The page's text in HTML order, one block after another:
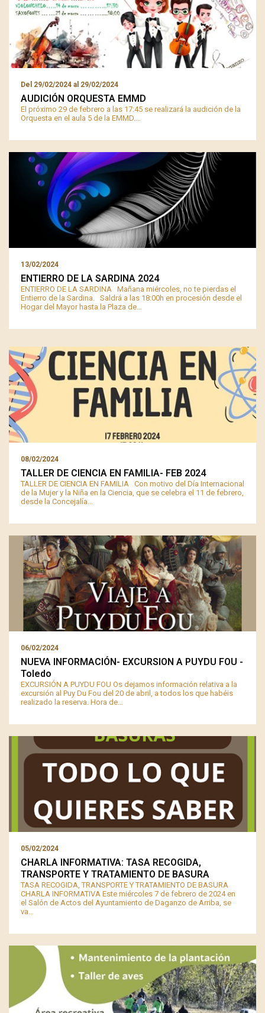
Del 29/02/2024 al 29/02/2024
AUDICIÓN ORQUESTA EMMD
El próximo 29 de febrero a las 17:45 se realizará la audición de la
Orquesta en el aula 5 de la EMMD.…
13/02/2024
ENTIERRO DE LA SARDINA 2024
ENTIERRO DE LA SARDINA Mañana miércoles, no te pierdas el
Entierro de la Sardina. Saldrá a las 18:00h en procesión desde el
Hogar del Mayor hasta la Plaza de…
08/02/2024
TALLER DE CIENCIA EN FAMILIA- FEB 2024
TALLER DE CIENCIA EN FAMILIA Con motivo del Día Internacional
de la Mujer y la Niña en la Ciencia, que se celebra el 11 de febrero,
desde la Concejalía…
06/02/2024
NUEVA INFORMACIÓN- EXCURSION A PUYDU FOU -
Toledo
EXCURSIÓN A PUYDU FOU Os dejamos información relativa a la
excursión al Puy Du Fou del 20 de abril, a todos los que habéis
realizado la reserva. Hora de…
05/02/2024
️CHARLA INFORMATIVA: TASA RECOGIDA,
TRANSPORTE Y TRATAMIENTO DE BASURA
TASA RECOGIDA, TRANSPORTE Y TRATAMIENTO DE BASURA
️CHARLA INFORMATIVA Este miércoles 7 de febrero de 2024 en
el Salón de Actos del Ayuntamiento de Daganzo de Arriba, se
va…